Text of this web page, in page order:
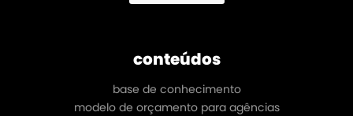
conteúdos
base de conhecimento
modelo de orçamento para agências